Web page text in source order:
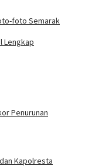
foto Semarak
Lengkap
Penurunan
Kapolresta